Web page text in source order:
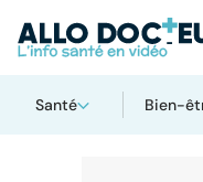
Santé Bien-